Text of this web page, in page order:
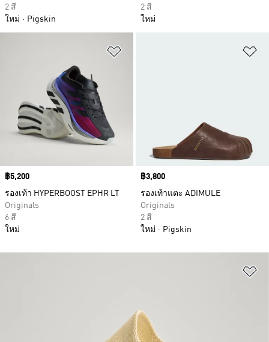
2 สี
ใหม่
Pigskin
2 สี
ใหม่
Price
฿5,200
รองเท้า HYPERBOOST EPHR LT
Originals
6 สี
ใหม่
Price
฿3,800
รองเท้าแตะ ADIMULE
Originals
2 สี
ใหม่
Pigskin